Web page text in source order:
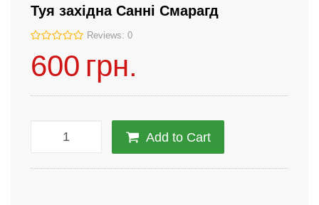
Туя західна Санні Смарагд
Reviews: 0
600 грн.
Add to Cart